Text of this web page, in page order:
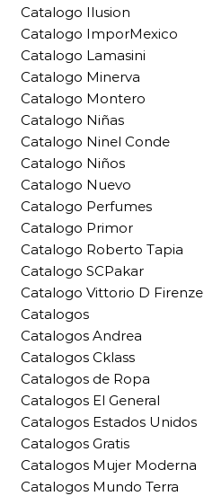
Catalogo Ilusion
Catalogo ImporMexico
Catalogo Lamasini
Catalogo Minerva
Catalogo Montero
Catalogo Niñas
Catalogo Ninel Conde
Catalogo Niños
Catalogo Nuevo
Catalogo Perfumes
Catalogo Primor
Catalogo Roberto Tapia
Catalogo SCPakar
Catalogo Vittorio D Firenze
Catalogos
Catalogos Andrea
Catalogos Cklass
Catalogos de Ropa
Catalogos El General
Catalogos Estados Unidos
Catalogos Gratis
Catalogos Mujer Moderna
Catalogos Mundo Terra